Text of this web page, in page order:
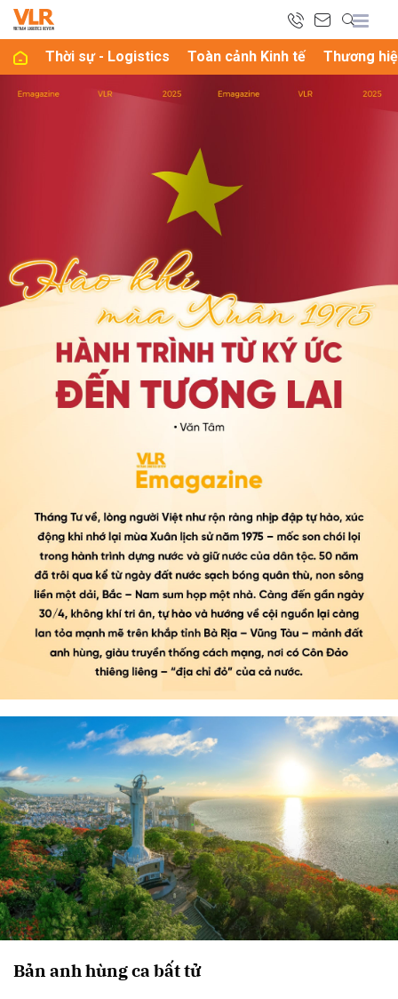
Thời sự - Logistics Toàn cảnh Kinh tế Thương
Bản anh hùng ca bất tử
luận